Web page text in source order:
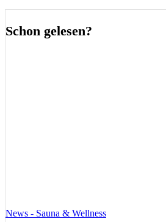
Schon gelesen?
News - Sauna & Wellness